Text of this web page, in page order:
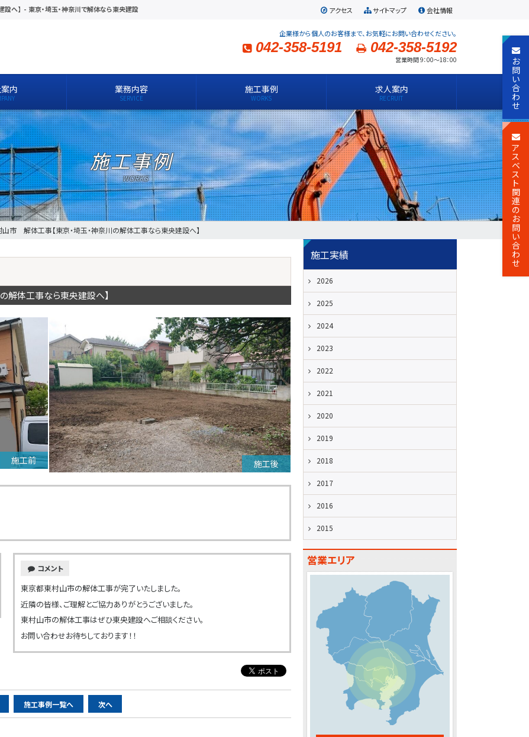
へ】 - 東京・埼玉・神奈川で解体なら東央建設 アクセス サイトマップ 会社情報
企業様から個人のお客様まで、お気軽にお問い合わせください。
042-358-5191 042-358-5192
営業時間 9：00～18：00
内 業務内容 施工事例 求人案内
施工事例
市 解体工事【東京・埼玉・神奈川の解体工事なら東央建設へ】
解体工事なら東央建設へ】
施工前 施工後
コメント
東京都東村山市の解体工事が完了いたしました。
近隣の皆様、ご理解とご協力ありがとうございました。
東村山市の解体工事はぜひ東央建設へご相談ください。
お問い合わせお待ちしております！！
施工事例一覧へ 次へ
施工実績
2026
2025
2024
2023
2022
2021
2020
2019
2018
2017
2016
2015
営業エリア
お
問
い
合
わ
せ
ア
ス
ベ
ス
ト
関
連
の
お
問
い
合
わ
せ